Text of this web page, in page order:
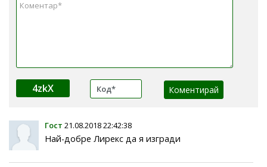
4zkX
Гост 21.08.2018 22:42:38
Най-добре Лирекс да я изгради